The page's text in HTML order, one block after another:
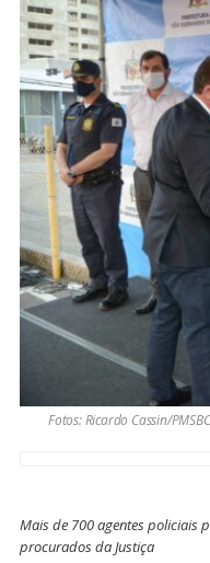
Fotos: Ricardo Cassin/PMSBC
Mais de 700 agentes policiais
procurados da Justiça